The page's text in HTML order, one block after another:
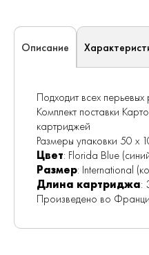
Описание
Подходит всех
Комплект поставки
картриджей
Размеры упаковки 50 x
Цвет: Florida Blue
Размер: International
Длина картриджа:
Произведено во